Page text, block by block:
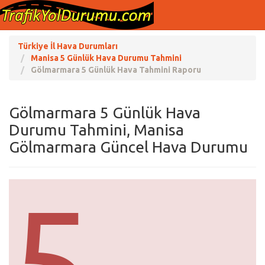
Türkiye İl Hava Durumları
Manisa 5 Günlük Hava Durumu Tahmini
Gölmarmara 5 Günlük Hava Tahmini Raporu
Gölmarmara 5 Günlük Hava
Durumu Tahmini, Manisa
Gölmarmara Güncel Hava Durumu